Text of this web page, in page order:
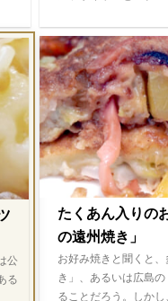
公
る
たくあん入り
の遠州焼き」
お好み焼きと聞くと
き」、あるいは広島
ることだろう。しか